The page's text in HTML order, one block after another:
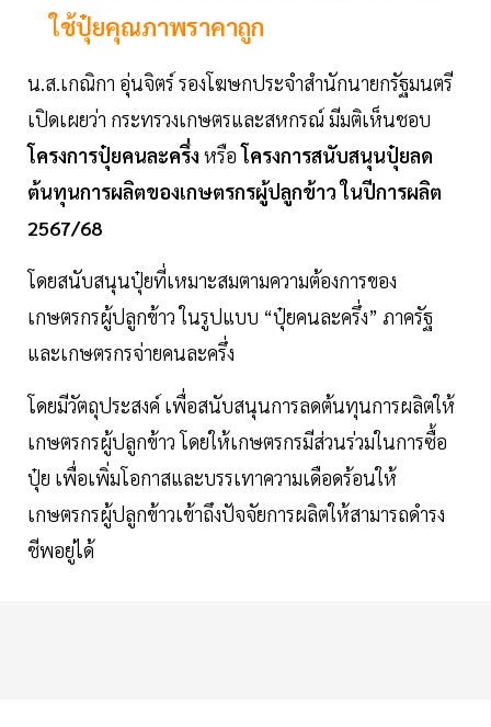
ใช้ปุ๋ยคุณภาพราคาถูก
น.ส.เกณิกา อุ่นจิตร์ รองโฆษกประจำสำนักนายกรัฐมนตรี
เปิดเผยว่า กระทรวงเกษตรและสหกรณ์ มีมติเห็นชอบ
โครงการปุ๋ยคนละครึ่ง หรือโครงการสนับสนุนปุ๋ยลด
ต้นทุนการผลิตของเกษตรกรผู้ปลูกข้าว ในปีการผลิต
2567/68
โดยสนับสนุนปุ๋ยที่เหมาะสมตามความต้องการของ
เกษตรกรผู้ปลูกข้าว ในรูปแบบ “ปุ๋ยคนละครึ่ง” ภาครัฐ
และเกษตรกรจ่ายคนละครึ่ง
โดยมีวัตถุประสงค์ เพื่อสนับสนุนการลดต้นทุนการผลิตให้
เกษตรกรผู้ปลูกข้าว โดยให้เกษตรกรมีส่วนร่วมในการซื้อ
ปุ๋ย เพื่อเพิ่มโอกาสและบรรเทาความเดือดร้อนให้
เกษตรกรผู้ปลูกข้าวเข้าถึงปัจจัยการผลิตให้สามารถดำรง
ชีพอยู่ได้